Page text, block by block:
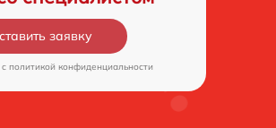
заявку
c политикой конфиденциальности